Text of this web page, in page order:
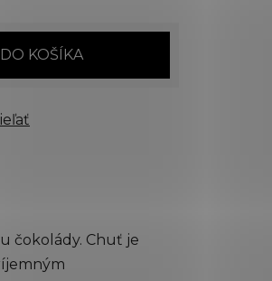
DO KOŠÍKA
čokolády. Chuť je